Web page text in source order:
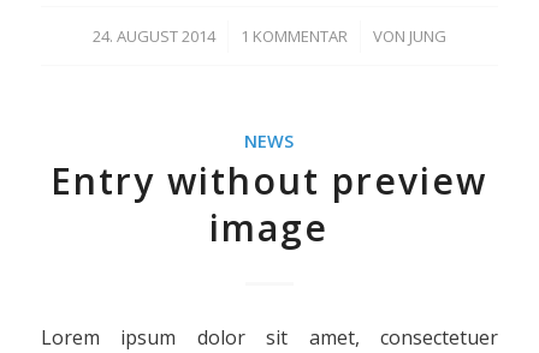
24. AUGUST 2014
/ 1 KOMMENTAR
/ VON JUNG
NEWS
Entry without preview
image
Lorem ipsum dolor sit amet, consectetuer